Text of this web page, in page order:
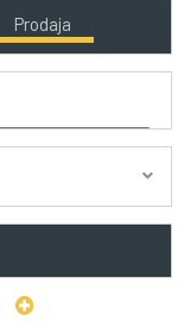
Prodaja